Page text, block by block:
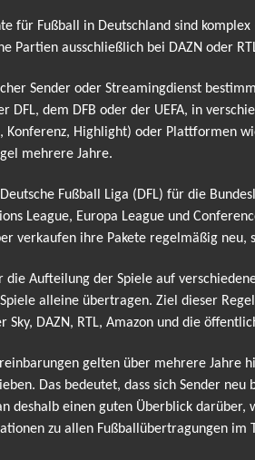
für Fußball in Deutschland sind
Partien ausschließlich bei DAZN oder
Sender oder Streamingdienst
DFL, dem DFB oder der UEFA, in
Konferenz, Highlight) oder Plattformen
mehrere Jahre.
Fußball Liga (DFL) für die
League, Europa League und
verkaufen ihre Pakete regelmäßig
die Aufteilung der Spiele auf
alleine übertragen. Ziel dieser
Sky, DAZN, RTL, Amazon und die
gelten über mehrere Jahre
Das bedeutet, dass sich Sender
deshalb einen guten Überblick
zu allen Fußballübertragungen im